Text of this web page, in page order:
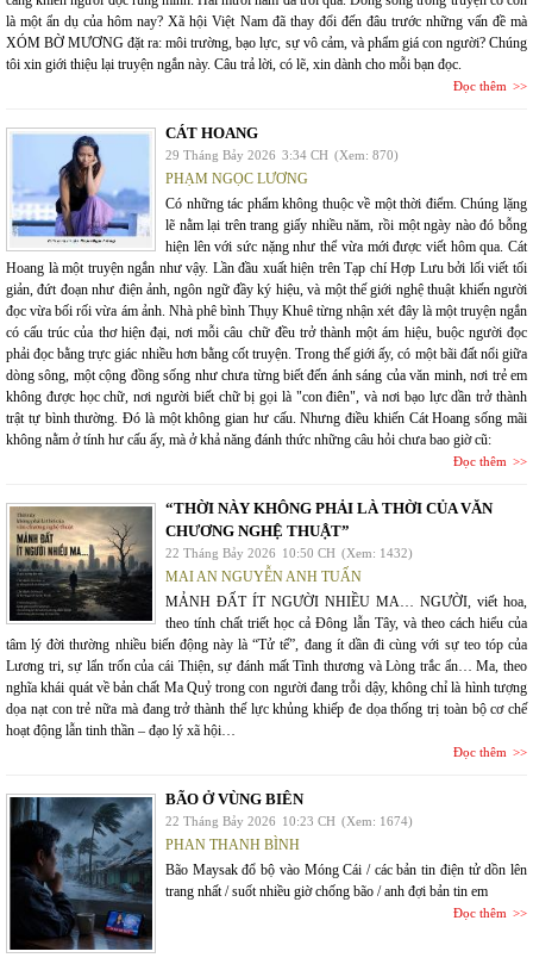
là một ẩn dụ của hôm nay? Xã hội Việt Nam đã thay đổi đến đâu trước những vấn đề mà
XÓM BỜ MƯƠNG đặt ra: môi trường, bạo lực, sự vô cảm, và phẩm giá con người? Chúng
tôi xin giới thiệu lại truyện ngắn này. Câu trả lời, có lẽ, xin dành cho mỗi bạn đọc.
Đọc thêm
CÁT HOANG
29 Tháng Bảy 2026 3:34 CH (Xem: 870)
PHẠM NGỌC LƯƠNG
Có những tác phẩm không thuộc về một thời điểm. Chúng lặng
lẽ nằm lại trên trang giấy nhiều năm, rồi một ngày nào đó bỗng
hiện lên với sức nặng như thể vừa mới được viết hôm qua. Cát
Hoang là một truyện ngắn như vậy. Lần đầu xuất hiện trên Tạp chí Hợp Lưu bởi lối viết tối
giản, đứt đoạn như điện ảnh, ngôn ngữ đầy ký hiệu, và một thế giới nghệ thuật khiến người
đọc vừa bối rối vừa ám ảnh. Nhà phê bình Thụy Khuê từng nhận xét đây là một truyện ngắn
có cấu trúc của thơ hiện đại, nơi mỗi câu chữ đều trở thành một ám hiệu, buộc người đọc
phải đọc bằng trực giác nhiều hơn bằng cốt truyện. Trong thế giới ấy, có một bãi đất nổi giữa
dòng sông, một cộng đồng sống như chưa từng biết đến ánh sáng của văn minh, nơi trẻ em
không được học chữ, nơi người biết chữ bị gọi là "con điên", và nơi bạo lực dần trở thành
trật tự bình thường. Đó là một không gian hư cấu. Nhưng điều khiến Cát Hoang sống mãi
không nằm ở tính hư cấu ấy, mà ở khả năng đánh thức những câu hỏi chưa bao giờ cũ:
Đọc thêm
“THỜI NÀY KHÔNG PHẢI LÀ THỜI CỦA VĂN
CHƯƠNG NGHỆ THUẬT”
22 Tháng Bảy 2026 10:50 CH (Xem: 1432)
MAI AN NGUYỄN ANH TUẤN
MẢNH ĐẤT ÍT NGƯỜI NHIỀU MA… NGƯỜI, viết hoa,
theo tính chất triết học cả Đông lẫn Tây, và theo cách hiểu của
tâm lý đời thường nhiều biến động này là “Tử tế”, đang ít dần đi cùng với sự teo tóp của
Lương tri, sự lẩn trốn của cái Thiện, sự đánh mất Tình thương và Lòng trắc ẩn… Ma, theo
nghĩa khái quát về bản chất Ma Quỷ trong con người đang trỗi dậy, không chỉ là hình tượng
dọa nạt con trẻ nữa mà đang trở thành thế lực khủng khiếp đe dọa thống trị toàn bộ cơ chế
hoạt động lẫn tinh thần – đạo lý xã hội…
Đọc thêm
BÃO Ở VÙNG BIÊN
22 Tháng Bảy 2026 10:23 CH (Xem: 1674)
PHAN THANH BÌNH
Bão Maysak đổ bộ vào Móng Cái / các bản tin điện tử dồn lên
trang nhất / suốt nhiều giờ chống bão / anh đợi bản tin em
Đọc thêm